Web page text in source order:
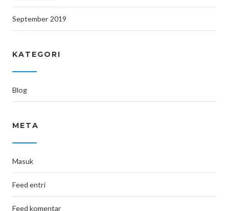
September 2019
KATEGORI
Blog
META
Masuk
Feed entri
Feed komentar